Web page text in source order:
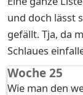
und doch lässt
gefällt. Tja, da
Schlaues
Woche 25
Wie man den